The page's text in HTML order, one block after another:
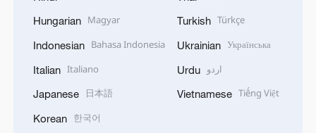
Hungarian Magyar
Indonesian Bahasa Indonesia
Italian Italiano
Japanese 日本語
Korean 한국어
Turkish Türkçe
Ukrainian Українська
Urdu اردو
Vietnamese Tiếng Việt